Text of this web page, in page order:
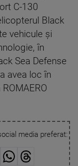
C-130
Black
vehicule şi
în
Sea Defense
avea loc în
media preferat: